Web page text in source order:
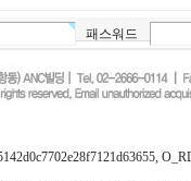
패스워드